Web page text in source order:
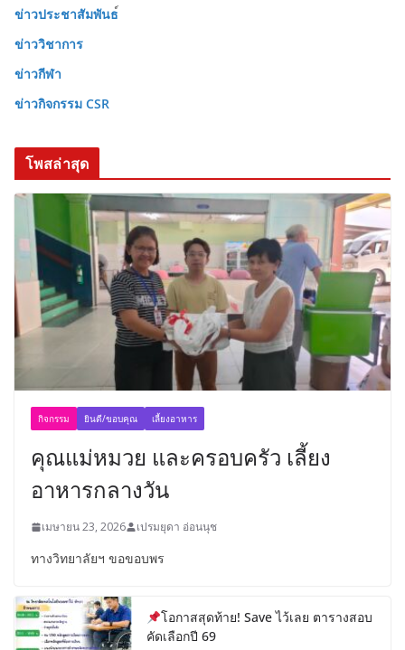
ข่าวประชาสัมพันธ
ข่าววิชาการ
ข่าวกีฬา
ข่าวกิจกรรม CSR
โพสล่าสุด
กิจกรรม ยินดี/ขอบคุณ เลี้ยงอาหาร
คุณแม่หมวย และครอบครัว เลี้ยง
อาหารกลางวัน
เมษายน 23, 2026 เปรมยุดา อ่อนนุช
ทางวิทยาลัยฯ ขอขอบพร
โอกาสสุดท้าย! Save ไว้เลย ตารางสอบ
คัดเลือกปี 69